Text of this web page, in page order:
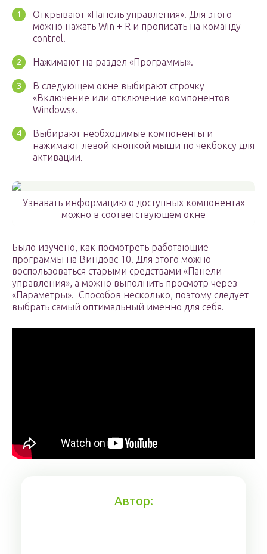
Открывают «Панель управления». Для этого
можно нажать Win + R и прописать на команду
control.
Нажимают на раздел «Программы».
В следующем окне выбирают строчку
«Включение или отключение компонентов
Windows».
Выбирают необходимые компоненты и
нажимают левой кнопкой мыши по чекбоксу для
активации.
Узнавать информацию о доступных компонентах
можно в соответствующем окне
Было изучено, как посмотреть работающие
программы на Виндовс 10. Для этого можно
воспользоваться старыми средствами «Панели
управления», а можно выполнить просмотр через
«Параметры». Способов несколько, поэтому следует
выбрать самый оптимальный именно для себя.
Автор: